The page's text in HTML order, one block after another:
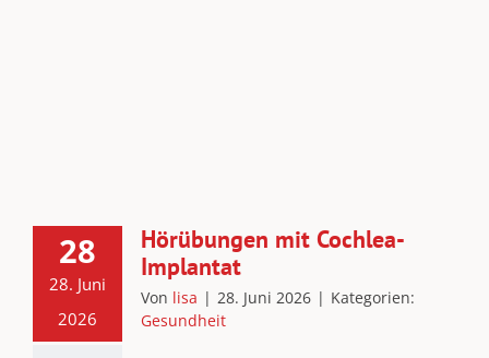
28
28. Juni
2026
Hörübungen mit Cochlea-
Implantat
Von lisa | 28. Juni 2026 | Kategorien:
Gesundheit